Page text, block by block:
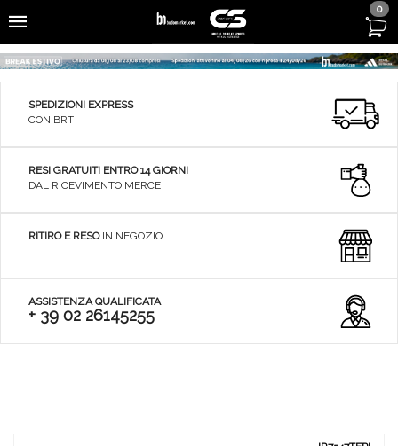
0
SPEDIZIONI EXPRESS
CON BRT
RESI GRATUITI ENTRO 14 GIORNI
DAL RICEVIMENTO MERCE
RITIRO E RESOIN NEGOZIO
ASSISTENZA QUALIFICATA
+ 39 02 26145255